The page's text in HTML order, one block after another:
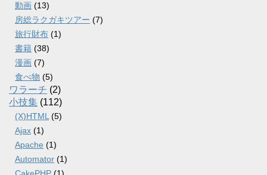
動画 (13)
房総ラクガキツアー (7)
旅行財布 (1)
書籍 (38)
漫画 (7)
食べ物 (5)
ワラーチ (2)
小技集 (112)
(X)HTML (5)
Ajax (1)
Apache (1)
Automator (1)